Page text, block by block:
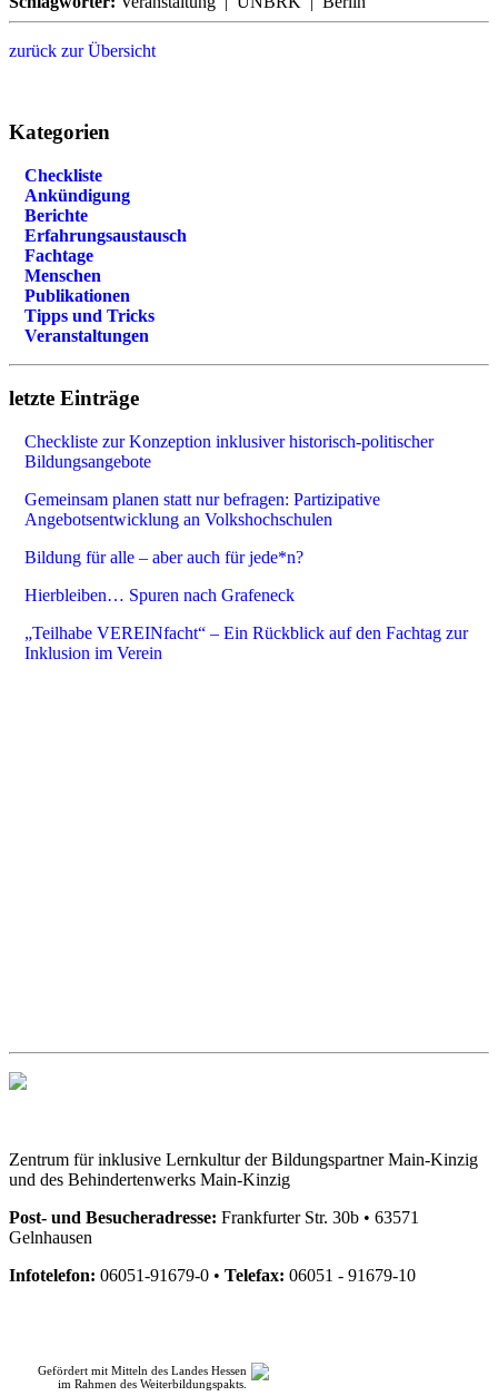
zurück zur Übersicht
Kategorien
Checkliste
Ankündigung
Berichte
Erfahrungsaustausch
Fachtage
Menschen
Publikationen
Tipps und Tricks
Veranstaltungen
letzte Einträge
Checkliste zur Konzeption inklusiver historisch-politischer
Bildungsangebote
Gemeinsam planen statt nur befragen: Partizipative
Angebotsentwicklung an Volkshochschulen
Bildung für alle – aber auch für jede*n?
Hierbleiben… Spuren nach Grafeneck
„Teilhabe VEREINfacht“ – Ein Rückblick auf den Fachtag zur
Inklusion im Verein
Zentrum für inklusive Lernkultur der Bildungspartner Main-Kinzig
und des Behindertenwerks Main-Kinzig
Post- und Besucheradresse: Frankfurter Str. 30b • 63571
Gelnhausen
Infotelefon: 06051-91679-0 • Telefax: 06051 - 91679-10
Gefördert mit Mitteln des Landes Hessen
im Rahmen des Weiterbildungspakts.